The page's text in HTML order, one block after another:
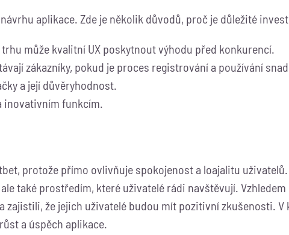
aplikace. Zde je několik důvodů, proč je důležité
může kvalitní UX poskytnout výhodu před konkurencí.
zákazníky, pokud je proces registrování a používání
a její důvěryhodnost.
inovativním funkcím.
protože přímo ovlivňuje spokojenost a loajalitu uživatelů.
také prostředím, které uživatelé rádi navštěvují.
zajistili, že jejich uživatelé budou mít pozitivní zkušenosti. V
a úspěch aplikace.